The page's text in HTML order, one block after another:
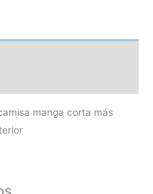
manga corta más